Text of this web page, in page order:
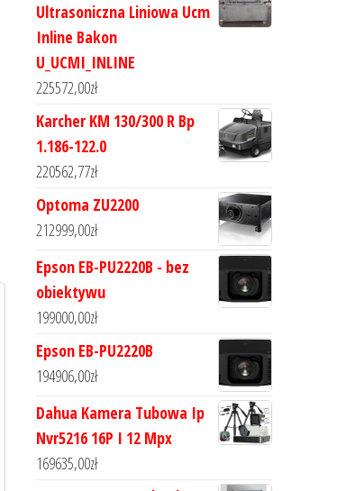
Ultrasoniczna Liniowa Ucm
Inline Bakon
U_UCMI_INLINE
225572,00zł
Karcher KM 130/300 R Bp
1.186-122.0
220562,77zł
Optoma ZU2200
212999,00zł
Epson EB-PU2220B - bez
obiektywu
199000,00zł
Epson EB-PU2220B
194906,00zł
Dahua Kamera Tubowa Ip
Nvr5216 16P I 12 Mpx
169635,00zł